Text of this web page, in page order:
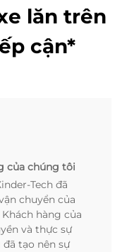
lăn trên
cận*
của chúng tôi
Tech đã
chuyển của
hàng của
và thực sự
tạo nên sự